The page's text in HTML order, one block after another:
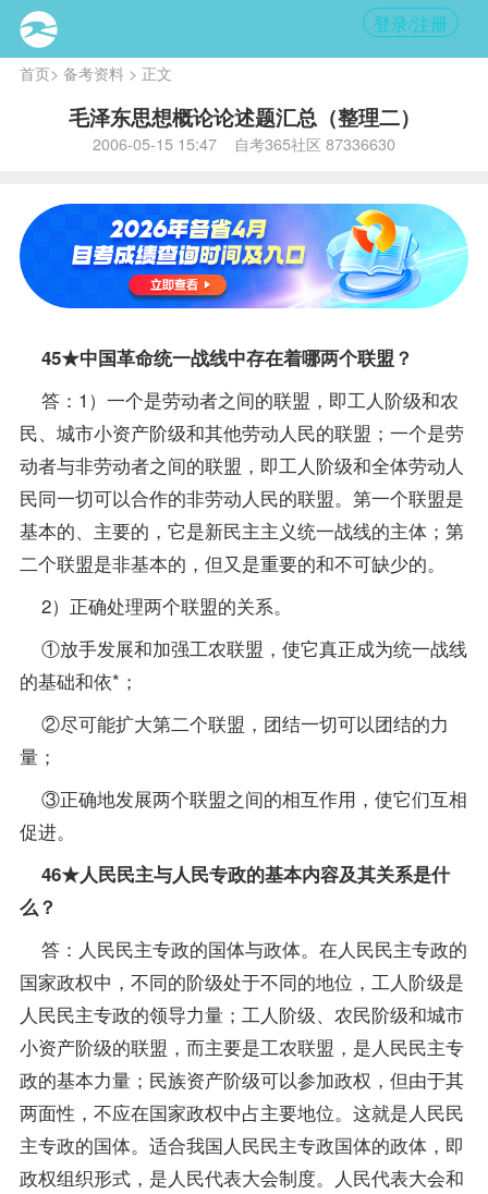
登录/注册
首页> 备考资料> 正文
毛泽东思想概论论述题汇总（整理二）
2006-05-15 15:47 自考365社区 87336630
45★中国革命统一战线中存在着哪两个联盟？
答：1）一个是劳动者之间的联盟，即工人阶级和农
民、城市小资产阶级和其他劳动人民的联盟；一个是劳
动者与非劳动者之间的联盟，即工人阶级和全体劳动人
民同一切可以合作的非劳动人民的联盟。第一个联盟是
基本的、主要的，它是新民主主义统一战线的主体；第
二个联盟是非基本的，但又是重要的和不可缺少的。
2）正确处理两个联盟的关系。
①放手发展和加强工农联盟，使它真正成为统一战线
的基础和依*；
②尽可能扩大第二个联盟，团结一切可以团结的力
量；
③正确地发展两个联盟之间的相互作用，使它们互相
促进。
46★人民民主与人民专政的基本内容及其关系是什
么？
答：人民民主专政的国体与政体。在人民民主专政的
国家政权中，不同的阶级处于不同的地位，工人阶级是
人民民主专政的领导力量；工人阶级、农民阶级和城市
小资产阶级的联盟，而主要是工农联盟，是人民民主专
政的基本力量；民族资产阶级可以参加政权，但由于其
两面性，不应在国家政权中占主要地位。这就是人民民
主专政的国体。适合我国人民民主专政国体的政体，即
政权组织形式，是人民代表大会制度。人民代表大会和